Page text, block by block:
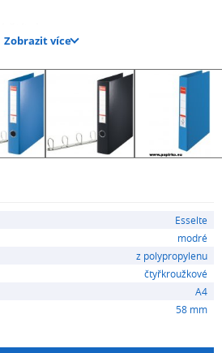
Zobrazit více
Esselte
modré
z polypropylenu
čtyřkroužkové
A4
58 mm